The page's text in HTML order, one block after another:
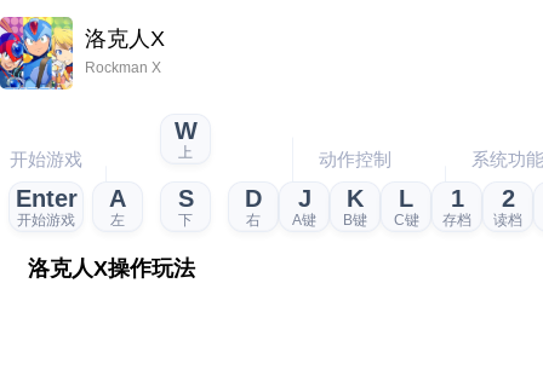
洛克人X
Rockman X
开始游戏
Enter
开始游戏
W
上
A
左
S
下
D
右
动作控制
J
A键
K
B键
L
C键
系统功能
1
存档
2
读档
洛克人X操作玩法